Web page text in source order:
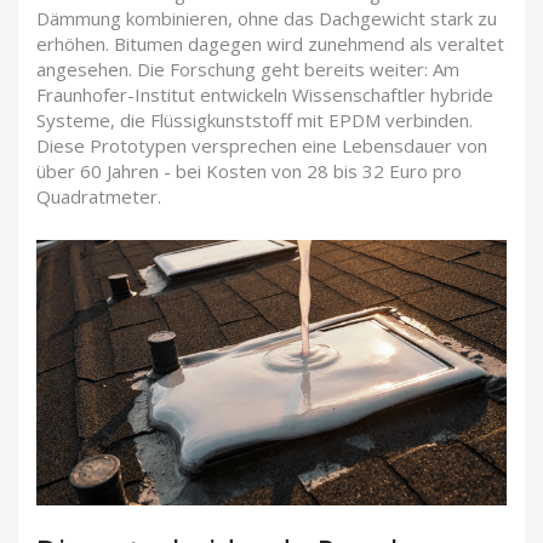
Dämmung kombinieren, ohne das Dachgewicht stark zu
erhöhen. Bitumen dagegen wird zunehmend als veraltet
angesehen. Die Forschung geht bereits weiter: Am
Fraunhofer-Institut entwickeln Wissenschaftler hybride
Systeme, die Flüssigkunststoff mit EPDM verbinden.
Diese Prototypen versprechen eine Lebensdauer von
über 60 Jahren - bei Kosten von 28 bis 32 Euro pro
Quadratmeter.